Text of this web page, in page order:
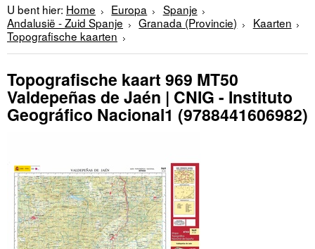
U bent hier: Home Europa
Spanje
Andalusië - Zuid Spanje
Granada (Provincie)
Kaarten
Topografische kaarten
Topografische kaart 969 MT50
Valdepeñas de Jaén | CNIG - Instituto
Geográfico Nacional1 (9788441606982)